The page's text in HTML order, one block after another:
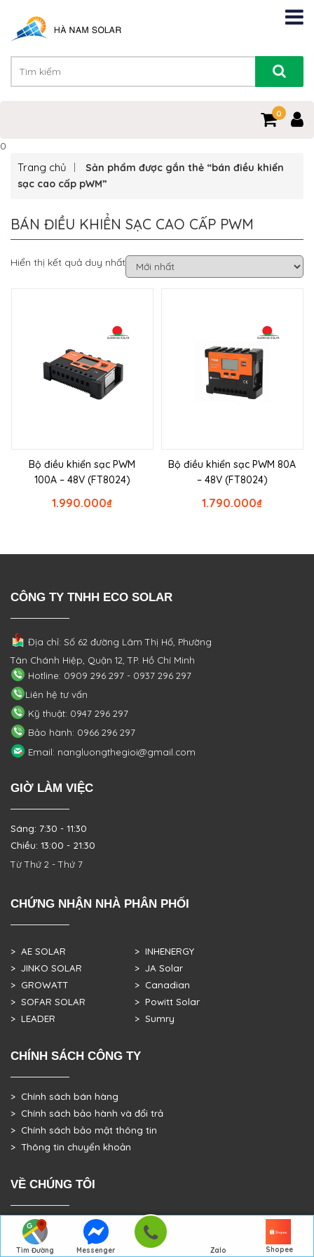
0
Tìm Đường
Messenger Zalo Shopee
0
Trang chủ
Sản phẩm được gắn thẻ “bán điều khiển
sạc cao cấp pWM”
BÁN ĐIỀU KHIỂN SẠC CAO CẤP PWM
Hiển thị kết quả duy nhất
Bộ điều khiển sạc PWM
100A – 48V (FT8024)
₫
1.990.000
Bộ điều khiển sạc PWM 80A
– 48V (FT8024)
₫
1.790.000
CÔNG TY TNHH ECO SOLAR
Địa chỉ: Số 62 đường Lâm Thị Hố, Phường
Tân Chánh Hiệp, Quận 12, TP. Hồ Chí Minh
Hotline: 0909 296 297 - 0937 296 297
Liên hệ tư vấn
Kỹ thuật: 0947 296 297
Bảo hành: 0966 296 297
Email: nangluongthegioi@gmail.com
GIỜ LÀM VIỆC
Sáng: 7:30 - 11:30
Chiều: 13:00 - 21:30
Từ Thứ 2 - Thứ 7
CHỨNG NHẬN NHÀ PHÂN PHỐI
> AE SOLAR
> JINKO SOLAR
> GROWATT
> SOFAR SOLAR
> LEADER
> INHENERGY
> JA Solar
> Canadian
> Powitt Solar
> Sumry
CHÍNH SÁCH CÔNG TY
> Chính sách bán hàng
> Chính sách bảo hành và đổi trả
> Chính sách bảo mật thông tin
> Thông tin chuyển khoản
VỀ CHÚNG TÔI
> GIỚI THIỆU
> TRANG CHỦ